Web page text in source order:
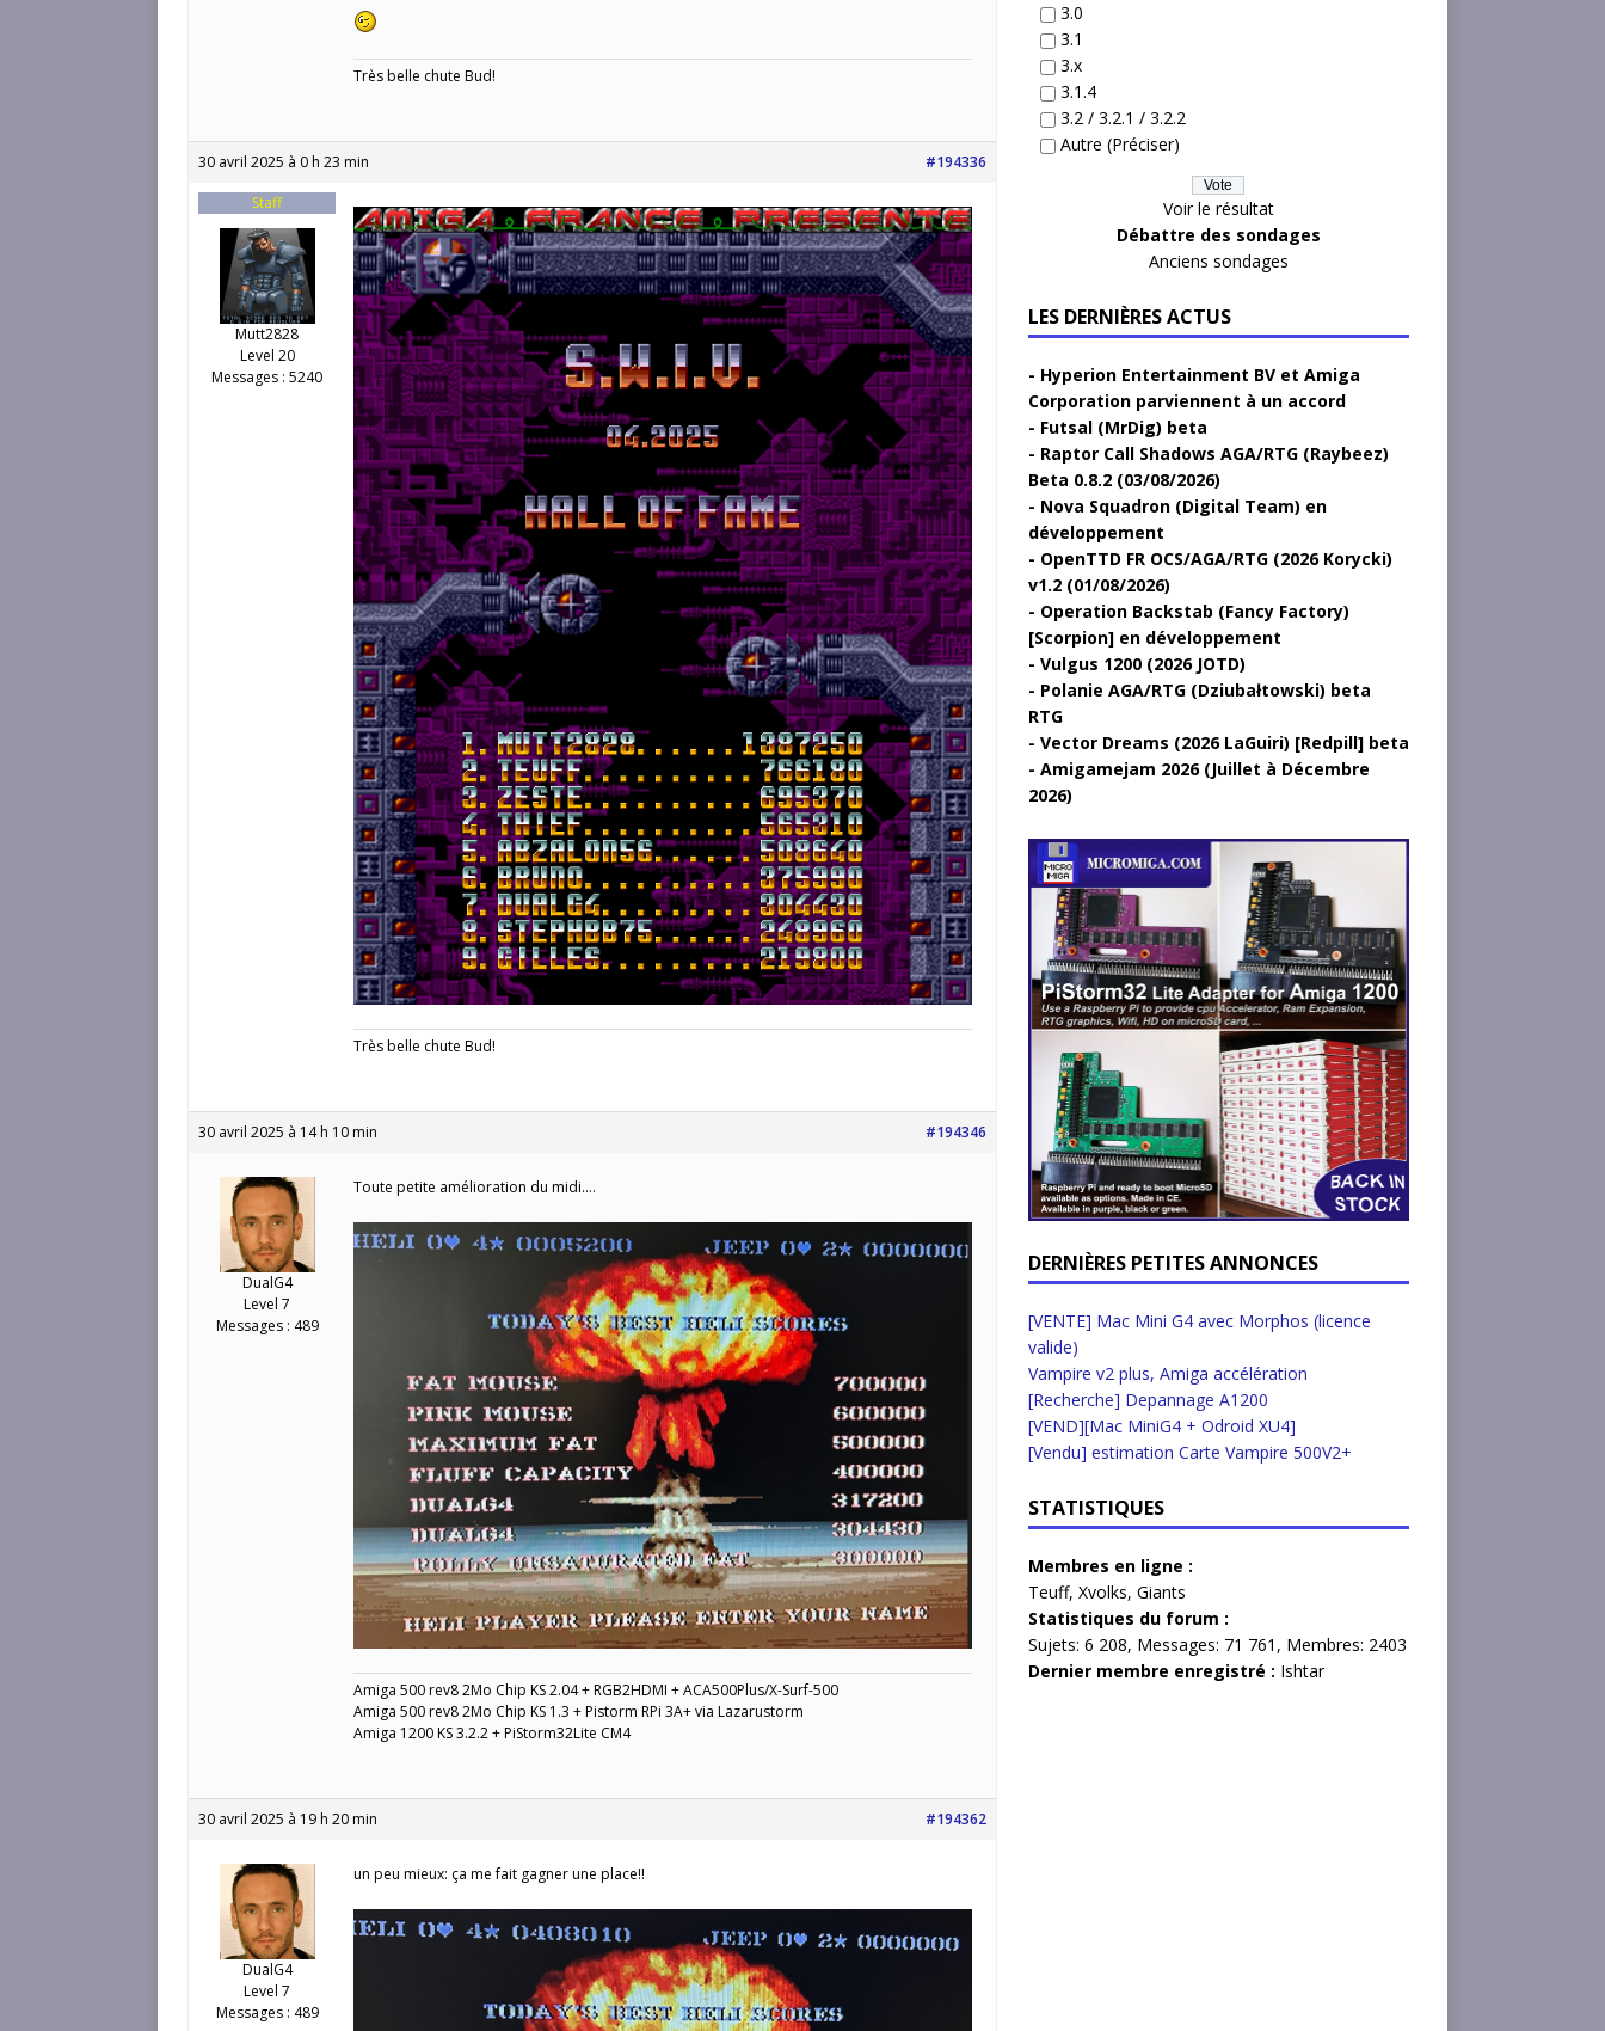
Très belle chute Bud!
30 avril 2025 à 0 h 23 min
#194336
Staff
Mutt2828
Level 20
Messages : 5240
Très belle chute Bud!
30 avril 2025 à 14 h 10 min #194346
DualG4
Level 7
Messages : 489
Toute petite amélioration du midi….
Amiga 500 rev8 2Mo Chip KS 2.04 + RGB2HDMI + ACA500Plus/X-Surf-500
Amiga 500 rev8 2Mo Chip KS 1.3 + Pistorm RPi 3A+ via Lazarustorm
Amiga 1200 KS 3.2.2 + PiStorm32Lite CM4
30 avril 2025 à 19 h 20 min #194362
DualG4
Level 7
Messages : 489
un peu mieux: ça me fait gagner une place!!
3.0
3.1
3.x
3.1.4
3.2 / 3.2.1 / 3.2.2
Autre (Préciser)
Voir le résultat
Débattre des sondages
Anciens sondages
LES DERNIÈRES ACTUS
Hyperion Entertainment BV et Amiga
Corporation parviennent à un accord
Futsal (MrDig) beta
Raptor Call Shadows AGA/RTG (Raybeez)
Beta 0.8.2 (03/08/2026)
Nova Squadron (Digital Team) en
développement
OpenTTD FR OCS/AGA/RTG (2026 Korycki)
v1.2 (01/08/2026)
Operation Backstab (Fancy Factory)
[Scorpion] en développement
Vulgus 1200 (2026 JOTD)
Polanie AGA/RTG (Dziubałtowski) beta
RTG
Vector Dreams (2026 LaGuiri) [Redpill] beta
Amigamejam 2026 (Juillet à Décembre
2026)
DERNIÈRES PETITES ANNONCES
[VENTE] Mac Mini G4 avec Morphos (licence
valide)
Vampire v2 plus, Amiga accélération
[Recherche] Depannage A1200
[VEND][Mac MiniG4 + Odroid XU4]
[Vendu] estimation Carte Vampire 500V2+
STATISTIQUES
Membres en ligne :
Teuff, Xvolks, Giants
Statistiques du forum :
Sujets: 6 208, Messages: 71 761, Membres: 2403
Dernier membre enregistré : Ishtar